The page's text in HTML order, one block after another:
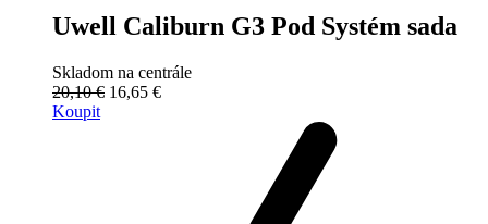
Uwell Caliburn G3 Pod Systém sada
Skladom na centrále
20,10 € 16,65 €
Koupit